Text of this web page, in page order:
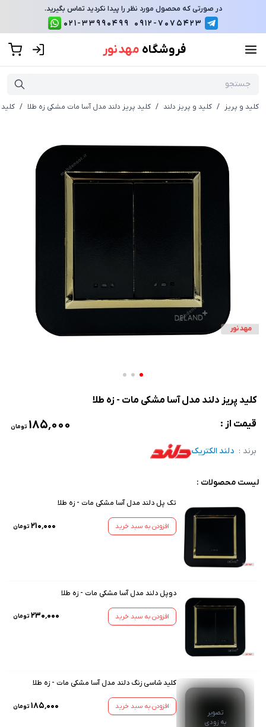
در صورتی که محصول مورد نظر را پیدا نکردید تماس بگیرید.
0912-7075423
021-33990499
فروشگاه مهد نور
کلید و پریز / کلید و پریز دلند / کلید پریز دلند مدل آسا مات مشکی زه طلا /
کلید پریز دلند مدل آسا مشکی مات - زه طلا
قیمت از :
۱۸۵٬۰۰۰ تومان
برند : دلند الکتریک
لیست محصولات :
تک پل دلند مدل آسا مشکی مات - زه طلا
افزودن به سبد خرید ۲۱۰٬۰۰۰ تومان
دوپل دلند مدل آسا مشکی مات - زه طلا
افزودن به سبد خرید ۲۳۰٬۰۰۰ تومان
تصویر
به زودی
کلید شاسی زنگ دلند مدل آسا مشکی مات - زه طلا
افزودن به سبد خرید ۱۸۵٬۰۰۰ تومان